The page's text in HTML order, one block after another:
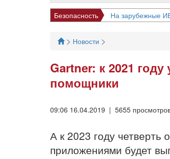
Безопасность На зарубежные
> Новости >
Gartner: к 2021
помощники
09:06 16.04.2019 | 5655
А к 2023 году четверть
приложениями будет